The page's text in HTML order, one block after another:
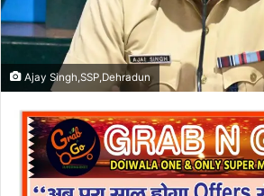
Ajay Singh,SSP,Dehradun